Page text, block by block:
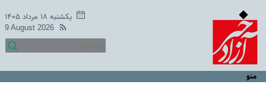
یکشنبه ۱۸ مرداد ۱۴۰۵
9 August 2026
منو